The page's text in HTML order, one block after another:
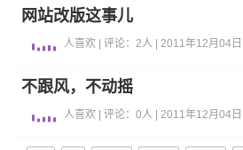
网站改版这事儿
人喜欢 | 评论：2人 | 2011年12月04日 |
不跟风，不动摇
人喜欢 | 评论：0人 | 2011年12月04日 |